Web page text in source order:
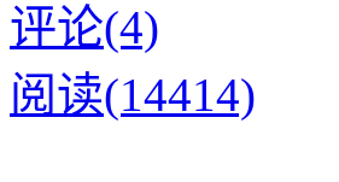
评论(4)
阅读(14414)